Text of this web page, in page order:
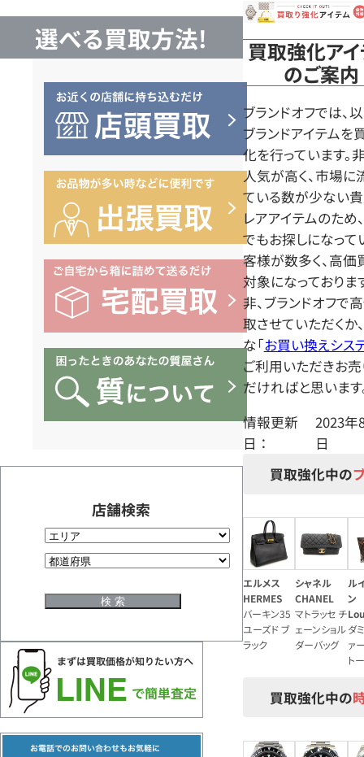
の
ご
選べる買取方法!
店舗検索
買取強化ア
のご案内
ブランドオフでは、
ブランドアイテムを
化を行っています。
人気が高く、市場に
ている数が少ない
レアアイテムのため
でもお探しになって
客様が数多く、高価
対象になっておりま
非、ブランドオフで
取させていただくか
な「お買い換えシス
ご利用いただきお売
だければと思います
情報更新
日 ：
2023年
日
買取強化中の
エルメス
HERMES
バーキン35
ユーズド ブ
ラック
シャネル
CHANEL
マトラッセ チ
ェーンショル
ダーバッグ
ル
ン
ダ
ァ
ト
買取強化中の